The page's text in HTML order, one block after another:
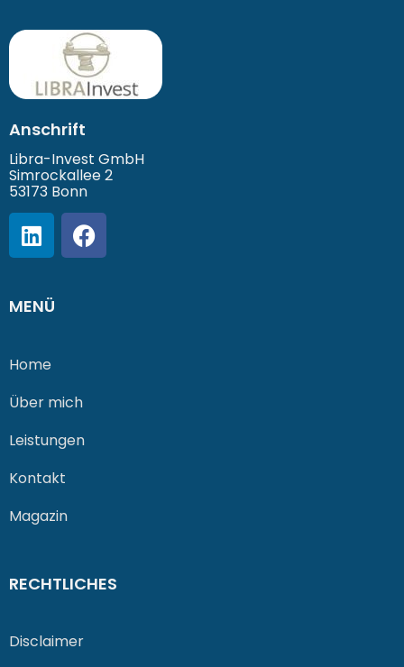
Anschrift
Libra-Invest GmbH
Simrockallee 2
53173 Bonn
MENÜ
Home
Über mich
Leistungen
Kontakt
Magazin
RECHTLICHES
Disclaimer